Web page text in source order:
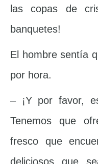
las copas de
banquetes!
El hombre sentía
por hora.
– ¡Y por favor,
Tenemos que
fresco que
deliciosos que